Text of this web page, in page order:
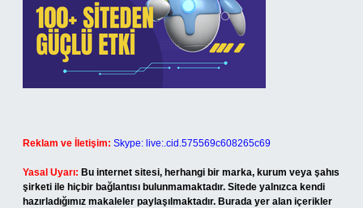
Reklam ve İletişim: Skype: live:.cid.575569c608265c69
Yasal Uyarı: Bu internet sitesi, herhangi bir marka, kurum veya şahıs
şirketi ile hiçbir bağlantısı bulunmamaktadır. Sitede yalnızca kendi
hazırladığımız makaleler paylaşılmaktadır. Burada yer alan içerikler